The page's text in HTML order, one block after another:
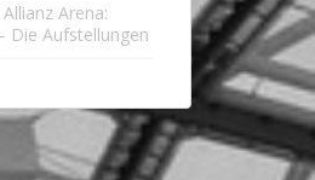
Arena:
Die Aufstellungen